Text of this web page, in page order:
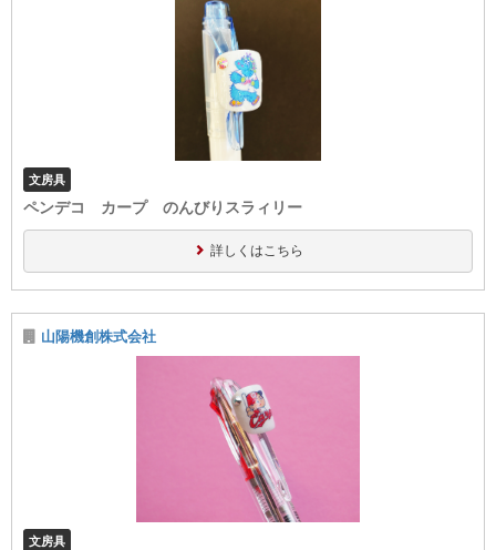
文房具
ペンデコ カープ のんびりスラィリー
詳しくはこちら
山陽機創株式会社
文房具